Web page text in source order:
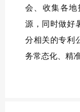
会、收集各
源，同时做好
分相关的专利
务常态化、精准